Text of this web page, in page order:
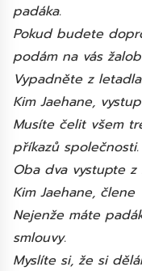
padáka.
Pokud budete
podám na vás
Vypadněte z
Kim Jaehane,
Musíte čelit všem
příkazů společnosti.
Oba dva vystupte z
Kim Jaehane,
Nejenže máte
smlouvy.
Myslíte si, že si